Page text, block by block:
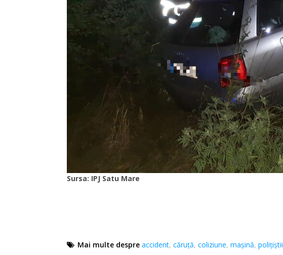
Sursa: IPJ Satu Mare
Mai multe despre accident, căruţă, coliziune, mașină, polițiștii